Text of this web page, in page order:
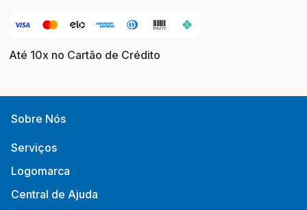
Até 10x no Cartão de Crédito
Sobre Nós
Serviços
Logomarca
Central de Ajuda